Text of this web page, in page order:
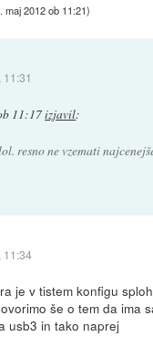
maj 2012 ob 11:21)
11:31
11:17izjavil:
resno ne vzemati
11:34
je v tistem konfigu
še o tem da ima
usb3 in tako naprej